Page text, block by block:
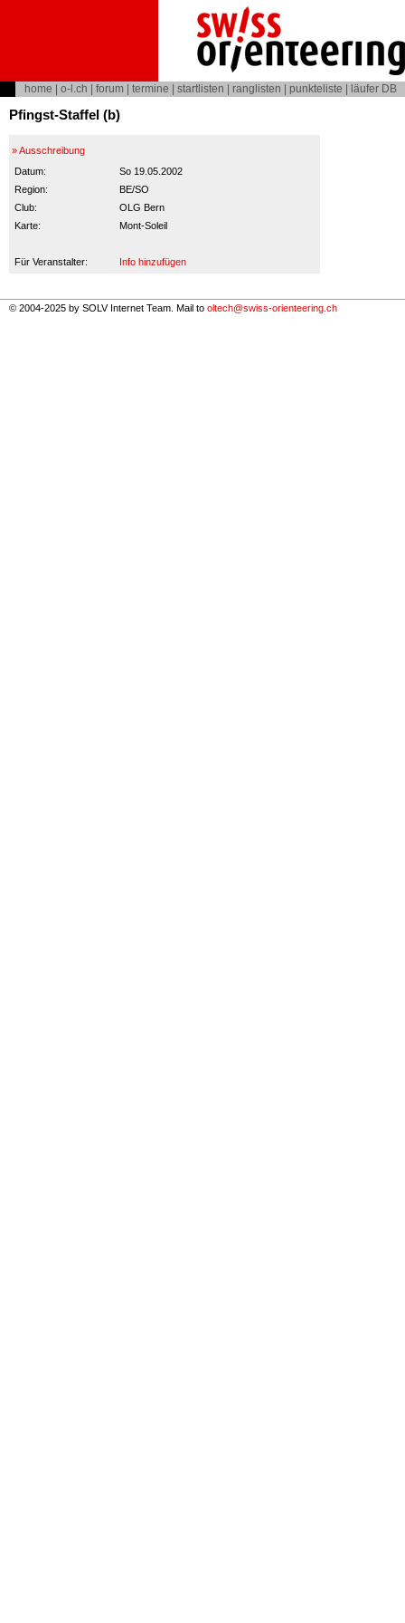
home o-l.ch forum termine startlisten ranglisten punkteliste läufer DB
Pfingst-Staffel (b)
» Ausschreibung
Datum:
So 19.05.2002
Region:
BE/SO
Club:
OLG Bern
Karte:
Mont-Soleil
Für Veranstalter: Info hinzufügen
© 2004-2025 by SOLV Internet Team. Mail to oltech@swiss-orienteering.ch